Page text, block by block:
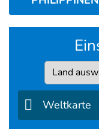
Country
Weltkarte